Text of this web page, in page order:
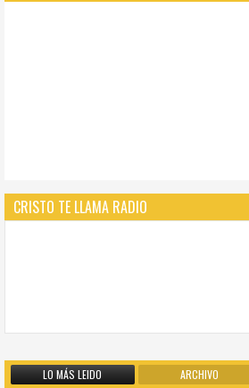
CRISTO TE LLAMA RADIO
LO MÁS LEIDO ARCHIVO